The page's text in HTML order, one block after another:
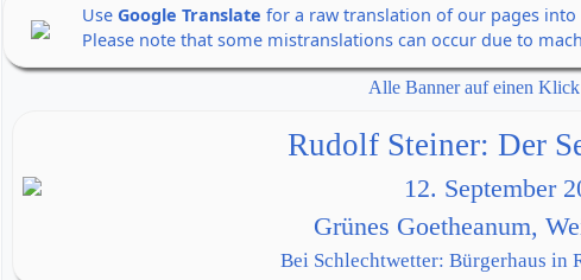
UseGoogle Translate for a raw translation of our pages into
Please note that some mistranslations can occur due to
Alle Banner auf einen Klick
Rudolf Steiner: Der
12. September
Grünes Goetheanum,
Bei Schlechtwetter: Bürgerhaus in